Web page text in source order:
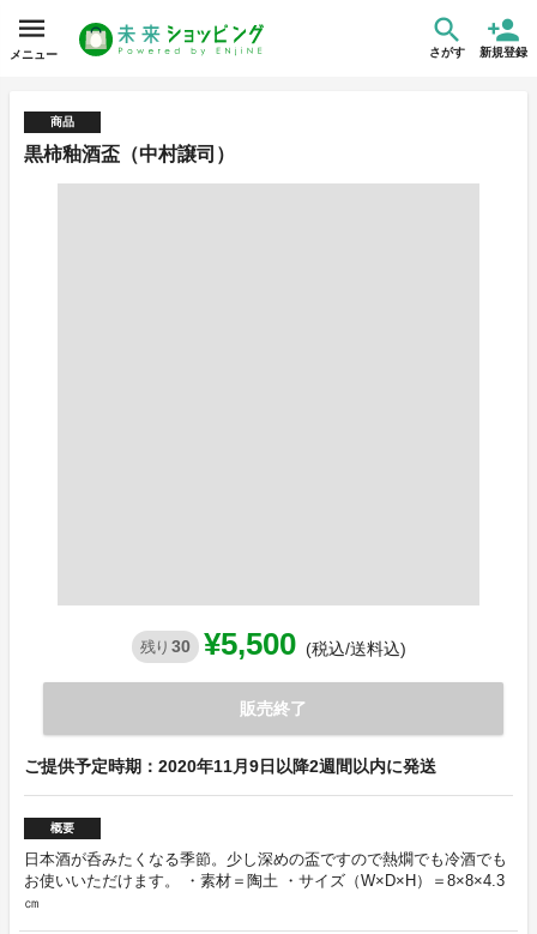
メニュー さがす 新規登録
商品
黒柿釉酒盃（中村譲司）
残り 30 ¥5,500 (税込/送料込)
販売終了
ご提供予定時期：2020年11月9日以降2週間以内に発送
概要
日本酒が呑みたくなる季節。少し深めの盃ですので熱燗でも冷酒でも
お使いいただけます。 ・素材＝陶土 ・サイズ（W×D×H）＝8×8×4.3
㎝